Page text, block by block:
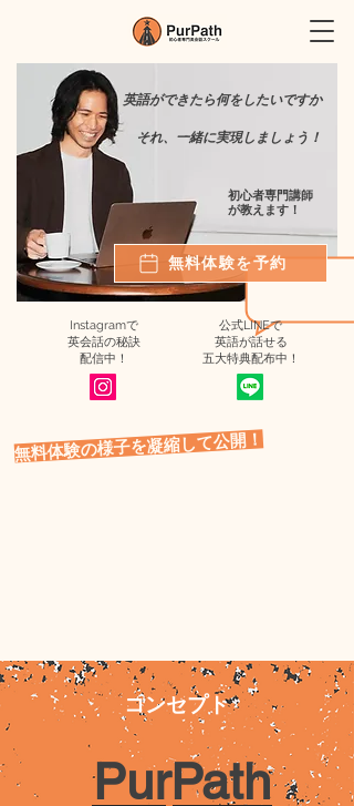
英語ができたら何をしたいですか
初心者専門講師
が教えます！
無料体験を予約
それ、一緒に実現しましょう！
Instagramで
​英会話の秘訣
​配信中！
公式LINEで
英語が話せる
五大特典配布中！
​無料体験の様子を凝縮して公開！
コンセプト
PurPath